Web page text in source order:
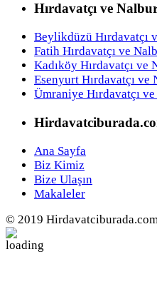
Hırdavatçı ve
Beylikdüzü Hırdavatçı
Fatih Hırdavatçı ve
Kadıköy Hırdavatçı ve
Esenyurt Hırdavatçı ve
Ümraniye Hırdavatçı
Ana Sayfa
Biz Kimiz
Bize Ulaşın
Makaleler
© 2019 Hirdavatciburada.com